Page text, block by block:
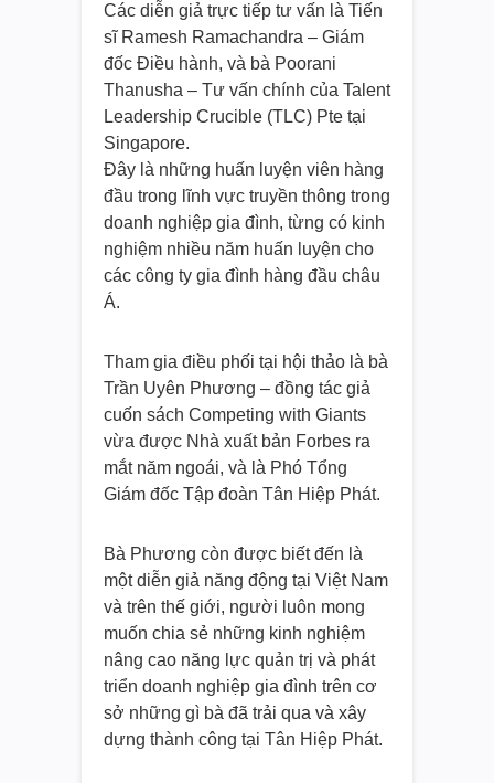
Các diễn giả trực tiếp tư vấn là Tiến
sĩ Ramesh Ramachandra – Giám
đốc Điều hành, và bà Poorani
Thanusha – Tư vấn chính của Talent
Leadership Crucible (TLC) Pte tại
Singapore.
Đây là những huấn luyện viên hàng
đầu trong lĩnh vực truyền thông trong
doanh nghiệp gia đình, từng có kinh
nghiệm nhiều năm huấn luyện cho
các công ty gia đình hàng đầu châu
Á.
Tham gia điều phối tại hội thảo là bà
Trần Uyên Phương – đồng tác giả
cuốn sách Competing with Giants
vừa được Nhà xuất bản Forbes ra
mắt năm ngoái, và là Phó Tổng
Giám đốc Tập đoàn Tân Hiệp Phát.
Bà Phương còn được biết đến là
một diễn giả năng động tại Việt Nam
và trên thế giới, người luôn mong
muốn chia sẻ những kinh nghiệm
nâng cao năng lực quản trị và phát
triển doanh nghiệp gia đình trên cơ
sở những gì bà đã trải qua và xây
dựng thành công tại Tân Hiệp Phát.